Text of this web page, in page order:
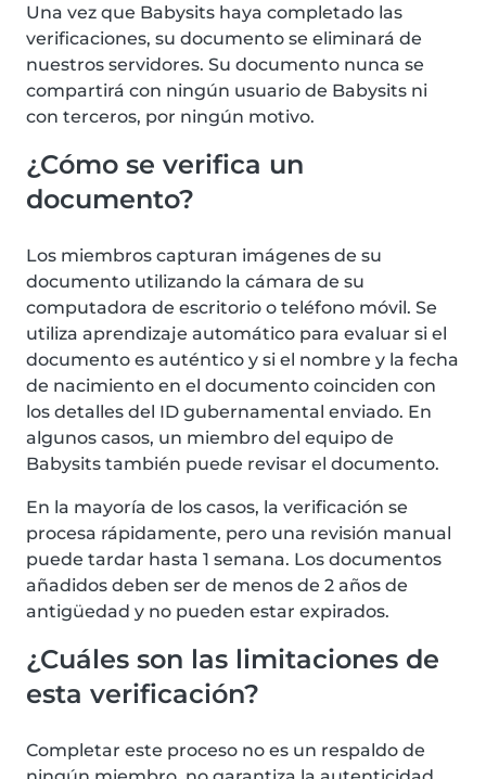
Una vez que Babysits haya completado las
verificaciones, su documento se eliminará de
nuestros servidores. Su documento nunca se
compartirá con ningún usuario de Babysits ni
con terceros, por ningún motivo.
¿Cómo se verifica un
documento?
Los miembros capturan imágenes de su
documento utilizando la cámara de su
computadora de escritorio o teléfono móvil. Se
utiliza aprendizaje automático para evaluar si el
documento es auténtico y si el nombre y la fecha
de nacimiento en el documento coinciden con
los detalles del ID gubernamental enviado. En
algunos casos, un miembro del equipo de
Babysits también puede revisar el documento.
En la mayoría de los casos, la verificación se
procesa rápidamente, pero una revisión manual
puede tardar hasta 1 semana. Los documentos
añadidos deben ser de menos de 2 años de
antigüedad y no pueden estar expirados.
¿Cuáles son las limitaciones de
esta verificación?
Completar este proceso no es un respaldo de